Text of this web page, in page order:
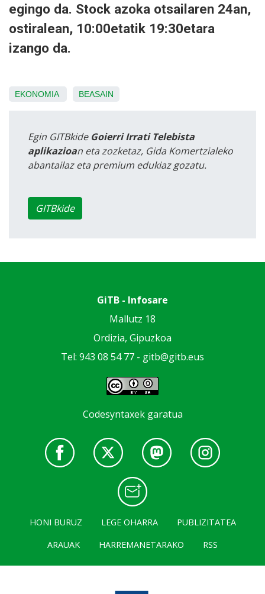
egingo da. Stock azoka otsailaren 24an,
ostiralean, 10:00etatik 19:30etara
izango da.
EKONOMIA BEASAIN
Egin GITBkide Goierri Irrati Telebista
aplikazioan eta zozketaz, Gida Komertzialeko
abantailaz eta premium edukiaz gozatu.
GITBkide
GiTB - Infosare
Mallutz 18
Ordizia, Gipuzkoa
Tel: 943 08 54 77 - gitb@gitb.eus
Codesyntaxek garatua
HONI BURUZ LEGE OHARRA
PUBLIZITATEA
ARAUAK
HARREMANETARAKO RSS